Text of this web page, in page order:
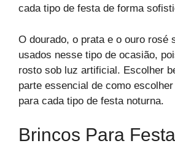
cada tipo de festa de forma
O dourado, o prata e o ouro rosé
usados nesse tipo de ocasião,
rosto sob luz artificial. Escolher
parte essencial de como
para cada tipo de festa noturna.
Brincos Para